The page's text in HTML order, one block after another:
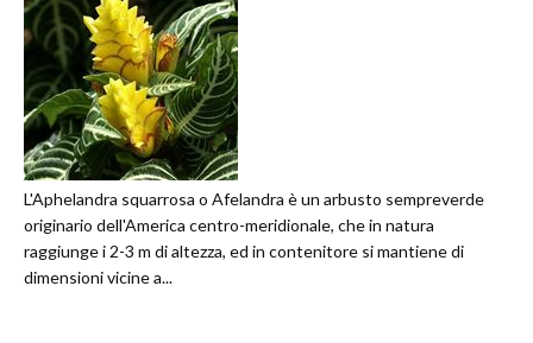
L'Aphelandra squarrosa o Afelandra è un arbusto sempreverde
originario dell'America centro-meridionale, che in natura
raggiunge i 2-3 m di altezza, ed in contenitore si mantiene di
dimensioni vicine a...